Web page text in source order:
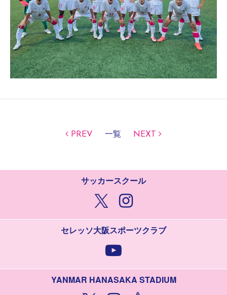
PREV 一覧 NEXT
サッカースクール
セレッソ大阪スポーツクラブ
YANMAR HANASAKA STADIUM